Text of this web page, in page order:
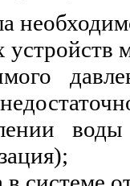
устройств